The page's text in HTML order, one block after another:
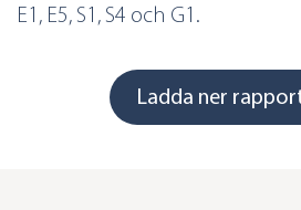
E1, E5, S1, S4 och G1.
Ladda ner